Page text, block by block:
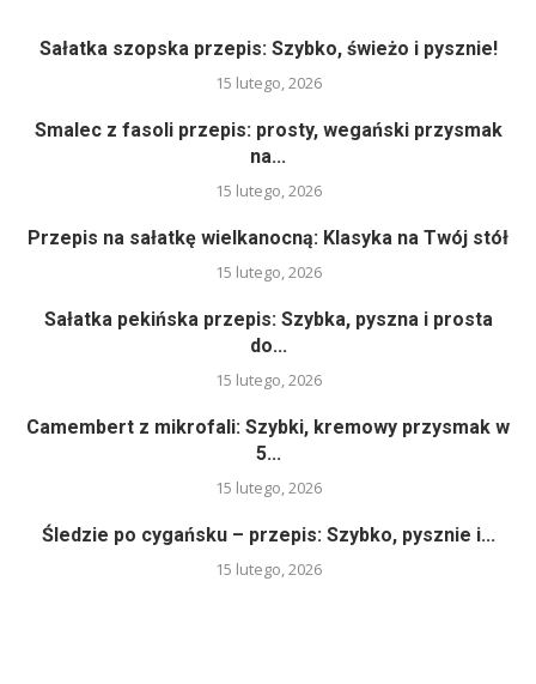
Sałatka szopska przepis: Szybko, świeżo i pysznie!
15 lutego, 2026
Smalec z fasoli przepis: prosty, wegański przysmak
na...
15 lutego, 2026
Przepis na sałatkę wielkanocną: Klasyka na Twój stół
15 lutego, 2026
Sałatka pekińska przepis: Szybka, pyszna i prosta
do...
15 lutego, 2026
Camembert z mikrofali: Szybki, kremowy przysmak w
5...
15 lutego, 2026
Śledzie po cygańsku – przepis: Szybko, pysznie i...
15 lutego, 2026